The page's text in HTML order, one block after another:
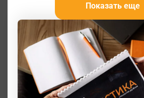
Показать еще